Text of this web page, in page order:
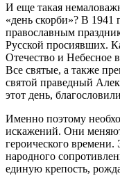
И еще такая
«день скорби»? В 1941
православным
Русской просиявших.
Отечество и Небесное
Все святые, а также
святой праведный
этот день,
Именно поэтому
искажений. Они
героического
народного
единую крепость,